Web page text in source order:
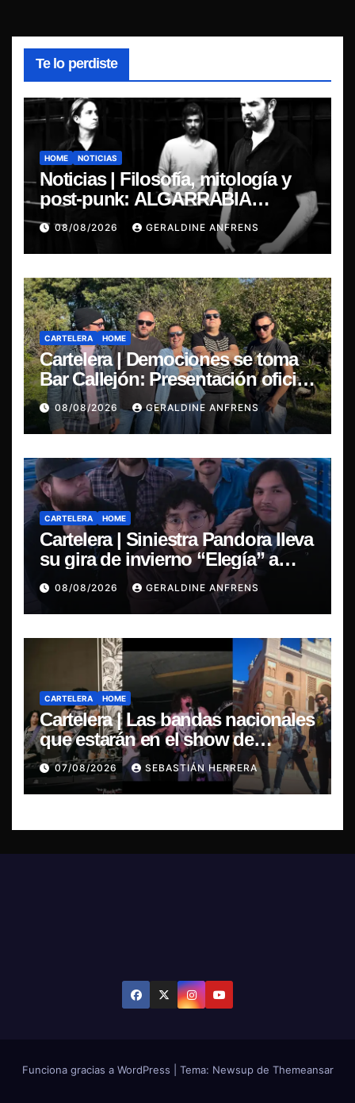
Te lo perdiste
HOME NOTICIAS
Noticias | Filosofía, mitología y
post-punk: ALGARRABIA
presenta “Cantos de Sirena”
08/08/2026 GERALDINE ANFRENS
CARTELERA HOME
Cartelera | Demociones se toma
Bar Callejón: Presentación oficial
de su EP y estreno del single
“Mujer Escarlata”
08/08/2026 GERALDINE ANFRENS
CARTELERA HOME
Cartelera | Siniestra Pandora lleva
su gira de invierno “Elegía” a
Concepción.
08/08/2026 GERALDINE ANFRENS
CARTELERA HOME
Cartelera | Las bandas nacionales
que estarán en el show de
Violator en Santiago
07/08/2026 SEBASTIÁN HERRERA
Funciona gracias a WordPress Tema: Newsup de Themeansar